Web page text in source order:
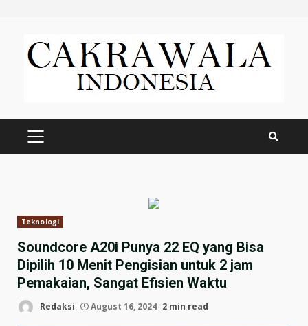
content
PRIMARY
Teknologi
Soundcore A20i Punya 22 EQ yang Bisa
Dipilih 10 Menit Pengisian untuk 2 jam
Pemakaian, Sangat Efisien Waktu
Redaksi August 16, 2024 2 min read